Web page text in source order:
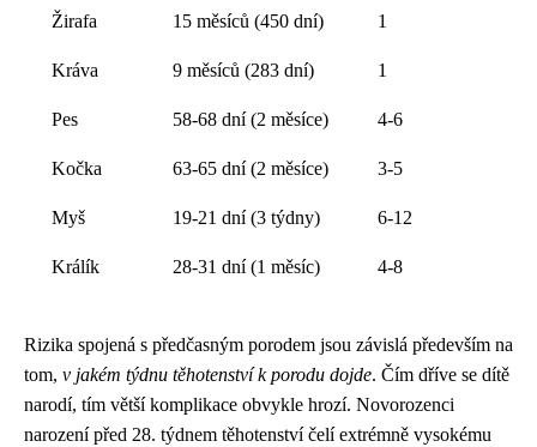
Žirafa 15 měsíců (450 dní) 1
Kráva 9 měsíců (283 dní) 1
Pes 58-68 dní (2 měsíce) 4-6
Kočka 63-65 dní (2 měsíce) 3-5
Myš 19-21 dní (3 týdny) 6-12
Králík 28-31 dní (1 měsíc) 4-8
Rizika spojená s předčasným porodem jsou závislá především na
tom, v jakém týdnu těhotenství k porodu dojde. Čím dříve se dítě
narodí, tím větší komplikace obvykle hrozí. Novorozenci
narození před 28. týdnem těhotenství čelí extrémně vysokému